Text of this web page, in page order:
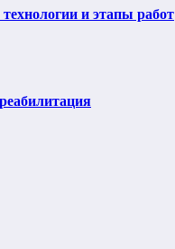
и этапы работ